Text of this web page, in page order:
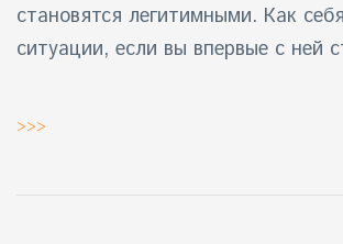
становятся легитимными. Как
ситуации, если вы впервые с ней
>>>